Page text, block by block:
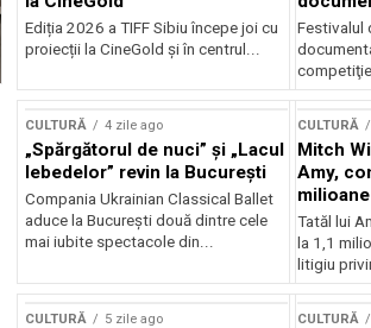
Ediția 2026 a TIFF Sibiu începe joi cu
proiecții la CineGold și în centrul...
Festivalul
competiţie
CULTURĂ 4 zile ago
„Spărgătorul de nuci” și „Lacul
lebedelor” revin la București
Compania Ukrainian Classical Ballet
aduce la București două dintre cele
mai iubite spectacole din...
CULTURĂ
Mitch
Amy,
litigiu
Tatăl lui
la 1,1
litigiu
CULTURĂ 5 zile ago CULTURĂ